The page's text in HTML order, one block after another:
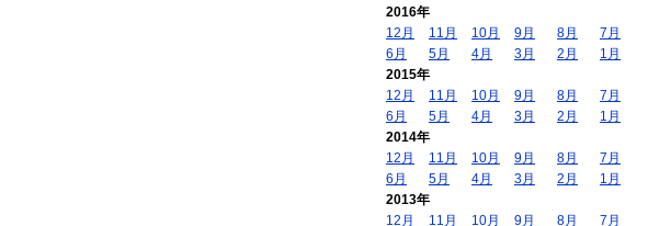
2016年
12月
11月 10月 9月 8月
7月
6月
5月 4月 3月 2月
1月
2015年
12月
11月 10月 9月 8月
7月
6月
5月 4月 3月 2月
1月
2014年
12月
11月 10月 9月 8月
7月
6月
5月 4月 3月 2月
1月
2013年
12月
11月 10月 9月 8月 7月